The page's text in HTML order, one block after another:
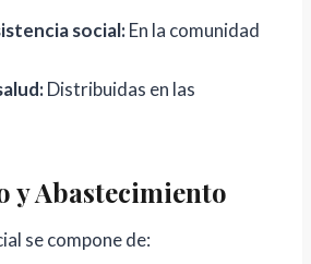
social:En la comunidad
Distribuidas en las
y Abastecimiento
se compone de: